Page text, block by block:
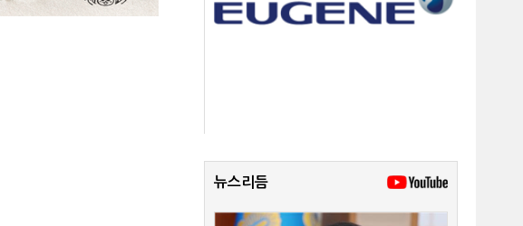
뉴스리듬